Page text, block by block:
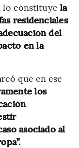
lo constituye la
residenciales
del
en la
que en ese
los
asociado al